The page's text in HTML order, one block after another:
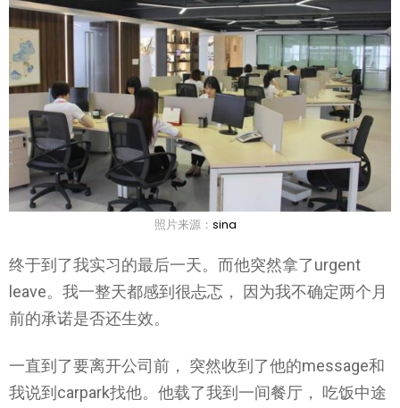
照片来源： sina
终于到了我实习的最后一天。而他突然拿了urgent
leave。我一整天都感到很忐忑， 因为我不确定两个月
前的承诺是否还生效。
一直到了要离开公司前， 突然收到了他的message和
我说到carpark找他。他载了我到一间餐厅， 吃饭中途